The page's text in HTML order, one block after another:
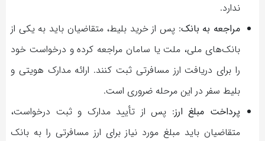
ندارد.
مراجعه به بانک: پس از خرید بلیط، متقاضیان باید به یکی از
بانک‌های ملی، ملت یا سامان مراجعه کرده و درخواست خود
را برای دریافت ارز مسافرتی ثبت کنند. ارائه مدارک هویتی و
بلیط سفر در این مرحله ضروری است.
پرداخت مبلغ ارز: پس از تأیید مدارک و ثبت درخواست،
متقاضیان باید مبلغ مورد نیاز برای ارز مسافرتی را به بانک